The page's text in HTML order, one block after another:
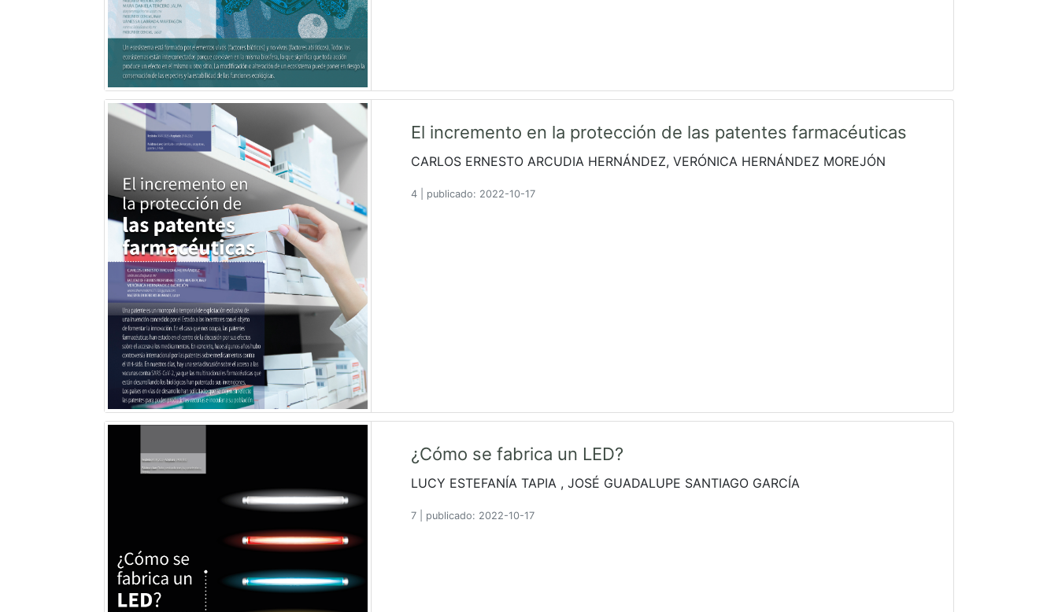
El incremento en la protección de las patentes farmacéuticas
CARLOS ERNESTO ARCUDIA HERNÁNDEZ, VERÓNICA HERNÁNDEZ MOREJÓN
4 publicado: 2022-10-17
¿Cómo se fabrica un LED?
LUCY ESTEFANÍA TAPIA , JOSÉ GUADALUPE SANTIAGO GARCÍA
7 publicado: 2022-10-17